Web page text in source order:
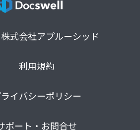
式会社アプルーシッド
利用規約
イバシーポリシー
ポート・お問合せ